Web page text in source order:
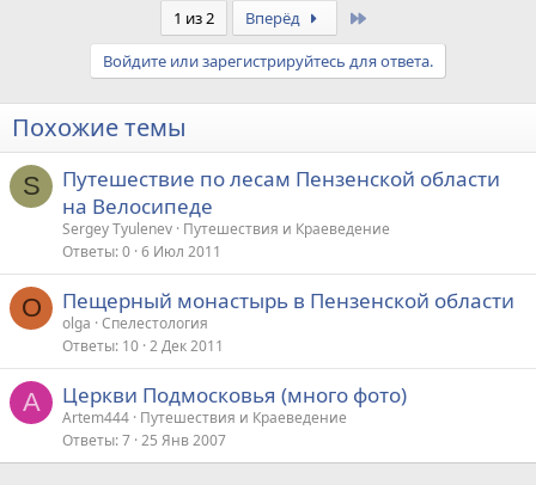
1 из 2 Вперёд
Войдите или зарегистрируйтесь для ответа.
Похожие темы
S
Путешествие по лесам Пензенской области
на Велосипеде
Sergey Tyulenev Путешествия и Краеведение
Ответы 0 6 Июл 2011
O Пещерный монастырь в Пензенской области
olga Спелестология
Ответы 10 2 Дек 2011
A Церкви Подмосковья (много фото)
Artem444 Путешествия и Краеведение
Ответы 7 25 Янв 2007